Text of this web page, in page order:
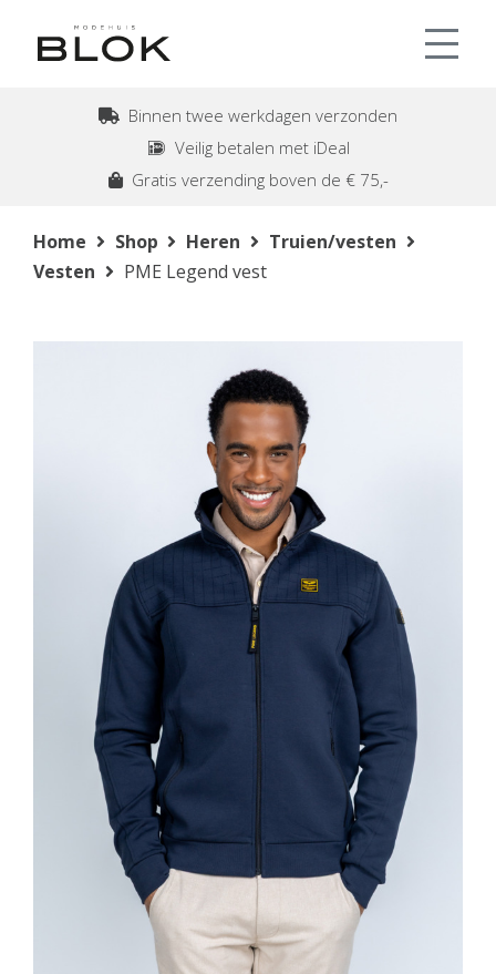
Binnen twee werkdagen verzonden
Veilig betalen met iDeal
Gratis verzending boven de € 75,-
Home Shop Heren
Truien/vesten
Vesten
PME Legend vest